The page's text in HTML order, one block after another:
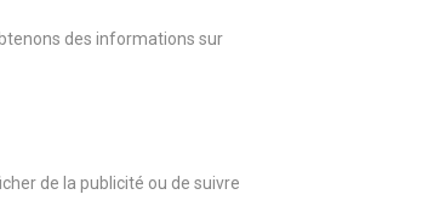
des informations sur
de la publicité ou de suivre